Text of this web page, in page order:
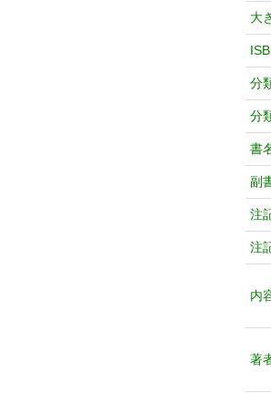
大
分
分
書
副
注
注
内
著